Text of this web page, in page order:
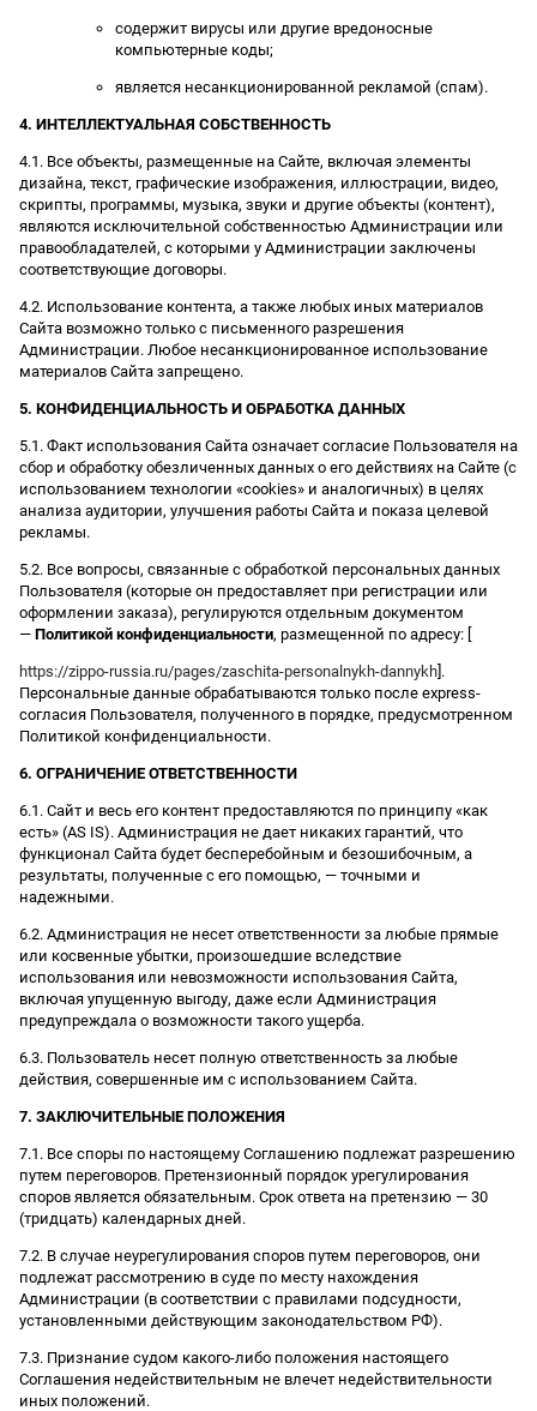
содержит вирусы или другие вредоносные
компьютерные коды;
является несанкционированной рекламой (спам).
4. ИНТЕЛЛЕКТУАЛЬНАЯ СОБСТВЕННОСТЬ
4.1. Все объекты, размещенные на Сайте, включая элементы
дизайна, текст, графические изображения, иллюстрации, видео,
скрипты, программы, музыка, звуки и другие объекты (контент),
являются исключительной собственностью Администрации или
правообладателей, с которыми у Администрации заключены
соответствующие договоры.
4.2. Использование контента, а также любых иных материалов
Сайта возможно только с письменного разрешения
Администрации. Любое несанкционированное использование
материалов Сайта запрещено.
5. КОНФИДЕНЦИАЛЬНОСТЬ И ОБРАБОТКА ДАННЫХ
5.1. Факт использования Сайта означает согласие Пользователя на
сбор и обработку обезличенных данных о его действиях на Сайте (с
использованием технологии «cookies» и аналогичных) в целях
анализа аудитории, улучшения работы Сайта и показа целевой
рекламы.
5.2. Все вопросы, связанные с обработкой персональных данных
Пользователя (которые он предоставляет при регистрации или
оформлении заказа), регулируются отдельным документом
— Политикой конфиденциальности, размещенной по адресу: [
https://zippo-russia.ru/pages/zaschita-personalnykh-dannykh].
Персональные данные обрабатываются только после express-
согласия Пользователя, полученного в порядке, предусмотренном
Политикой конфиденциальности.
6. ОГРАНИЧЕНИЕ ОТВЕТСТВЕННОСТИ
6.1. Сайт и весь его контент предоставляются по принципу «как
есть» (AS IS). Администрация не дает никаких гарантий, что
функционал Сайта будет бесперебойным и безошибочным, а
результаты, полученные с его помощью, — точными и
надежными.
6.2. Администрация не несет ответственности за любые прямые
или косвенные убытки, произошедшие вследствие
использования или невозможности использования Сайта,
включая упущенную выгоду, даже если Администрация
предупреждала о возможности такого ущерба.
6.3. Пользователь несет полную ответственность за любые
действия, совершенные им с использованием Сайта.
7. ЗАКЛЮЧИТЕЛЬНЫЕ ПОЛОЖЕНИЯ
7.1. Все споры по настоящему Соглашению подлежат разрешению
путем переговоров. Претензионный порядок урегулирования
споров является обязательным. Срок ответа на претензию — 30
(тридцать) календарных дней.
7.2. В случае неурегулирования споров путем переговоров, они
подлежат рассмотрению в суде по месту нахождения
Администрации (в соответствии с правилами подсудности,
установленными действующим законодательством РФ).
7.3. Признание судом какого-либо положения настоящего
Соглашения недействительным не влечет недействительности
иных положений.